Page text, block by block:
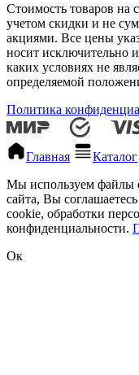
Стоимость товаров на
учетом скидки и не
акциями. Все цены
носит исключительно
каких условиях не
определяемой
Политика
Главная Каталог
Мы используем файлы
сайта, Вы
cookie, обработки
конфиденциальности.
Ок